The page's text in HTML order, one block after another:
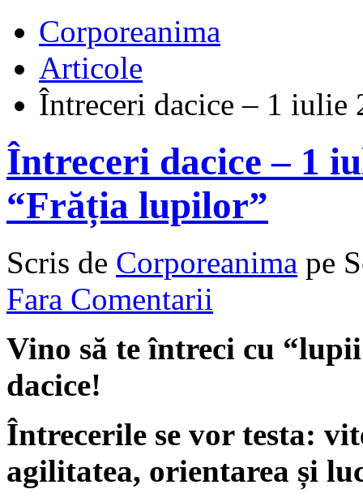
Corporeanima
Articole
Întreceri dacice – 1 iulie
Întreceri dacice – 1
“Frăția lupilor”
Scris de Corporeanima pe
Fara Comentarii
Vino să te întreci cu “lupii
dacice!
Întrecerile se vor testa:
agilitatea, orientarea și